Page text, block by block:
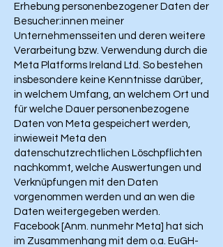
Erhebung personenbezogener Daten der
Besucher:innen meiner
Unternehmensseiten und deren weitere
Verarbeitung bzw. Verwendung durch die
Meta Platforms Ireland Ltd. So bestehen
insbesondere keine Kenntnisse darüber,
in welchem Umfang, an welchem Ort und
für welche Dauer personenbezogene
Daten von Meta gespeichert werden,
inwieweit Meta den
datenschutzrechtlichen Löschpflichten
nachkommt, welche Auswertungen und
Verknüpfungen mit den Daten
vorgenommen werden und an wen die
Daten weitergegeben werden.
Facebook [Anm. nunmehr Meta] hat sich
im Zusammenhang mit dem o.a. EuGH-